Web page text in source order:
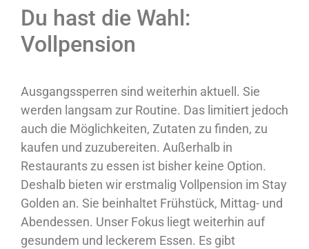
Du hast die Wahl:
Vollpension
Ausgangssperren sind weiterhin aktuell. Sie
werden langsam zur Routine. Das limitiert jedoch
auch die Möglichkeiten, Zutaten zu finden, zu
kaufen und zuzubereiten. Außerhalb in
Restaurants zu essen ist bisher keine Option.
Deshalb bieten wir erstmalig Vollpension im Stay
Golden an. Sie beinhaltet Frühstück, Mittag- und
Abendessen. Unser Fokus liegt weiterhin auf
gesundem und leckerem Essen. Es gibt